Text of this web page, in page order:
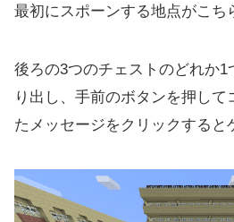
最初にスポーンする地点がこち
後ろの3つのチェストのどれか1
り出し、手前のボタンを押し
たメッセージをクリックすると